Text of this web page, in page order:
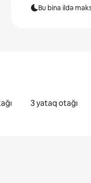
Bu bina ildə
3 yataq otağı